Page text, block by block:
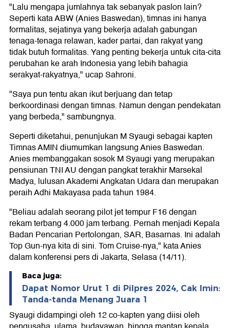
"Lalu mengapa jumlahnya tak sebanyak paslon lain?
Seperti kata ABW (Anies Baswedan), timnas ini hanya
formalitas, sejatinya yang bekerja adalah gabungan
tenaga-tenaga relawan, kader partai, dan rakyat yang
tidak butuh formalitas. Yang penting bekerja untuk cita-cita
perubahan ke arah Indonesia yang lebih bahagia
serakyat-rakyatnya," ucap Sahroni.
"Saya pun tentu akan ikut berjuang dan tetap
berkoordinasi dengan timnas. Namun dengan pendekatan
yang berbeda," sambungnya.
Seperti diketahui, penunjukan M Syaugi sebagai kapten
Timnas AMIN diumumkan langsung Anies Baswedan.
Anies membanggakan sosok M Syaugi yang merupakan
pensiunan TNI AU dengan pangkat terakhir Marsekal
Madya, lulusan Akademi Angkatan Udara dan merupakan
peraih Adhi Makayasa pada tahun 1984.
"Beliau adalah seorang pilot jet tempur F16 dengan
rekam terbang 4.000 jam terbang. Pernah menjadi Kepala
Badan Pencarian Pertolongan, SAR, Basarnas. Ini adalah
Top Gun-nya kita di sini. Tom Cruise-nya," kata Anies
dalam konferensi pers di Jakarta, Selasa (14/11).
Baca juga:
Dapat Nomor Urut 1 di Pilpres 2024, Cak Imin:
Tanda-tanda Menang Juara 1
Syaugi didampingi oleh 12 co-kapten yang diisi oleh